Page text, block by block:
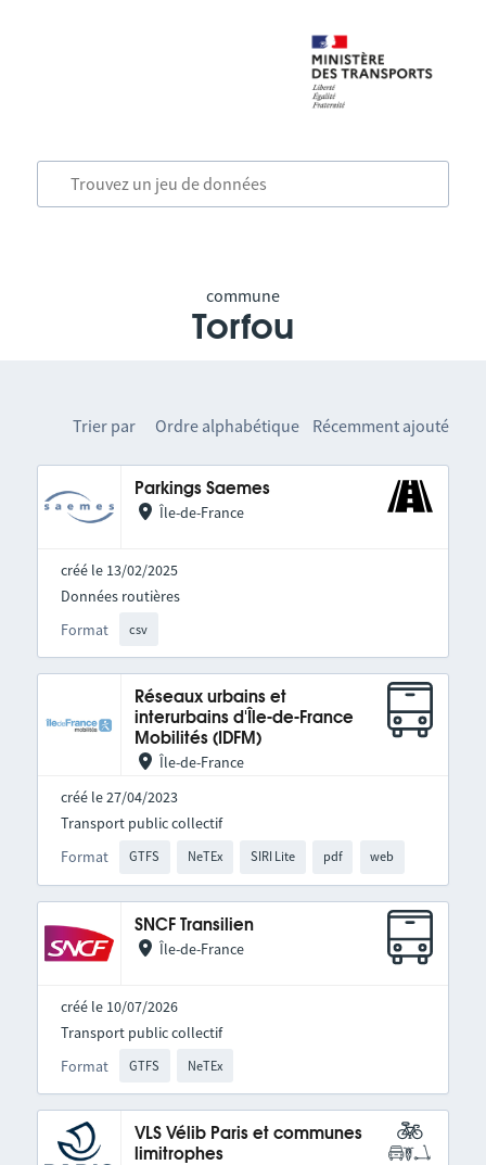
commune
Torfou
Trier par Ordre alphabétique Récemment ajouté
Parkings Saemes
Île-de-France
créé le 13/02/2025
Format csv
Données routières
Réseaux urbains et
interurbains d'Île-de-France
Mobilités (IDFM)
Île-de-France
créé le 27/04/2023
Format GTFS NeTEx SIRI Lite pdf web
Transport public collectif
SNCF Transilien
Île-de-France
créé le 10/07/2026
Format GTFS NeTEx
Transport public collectif
VLS Vélib Paris et communes
limitrophes